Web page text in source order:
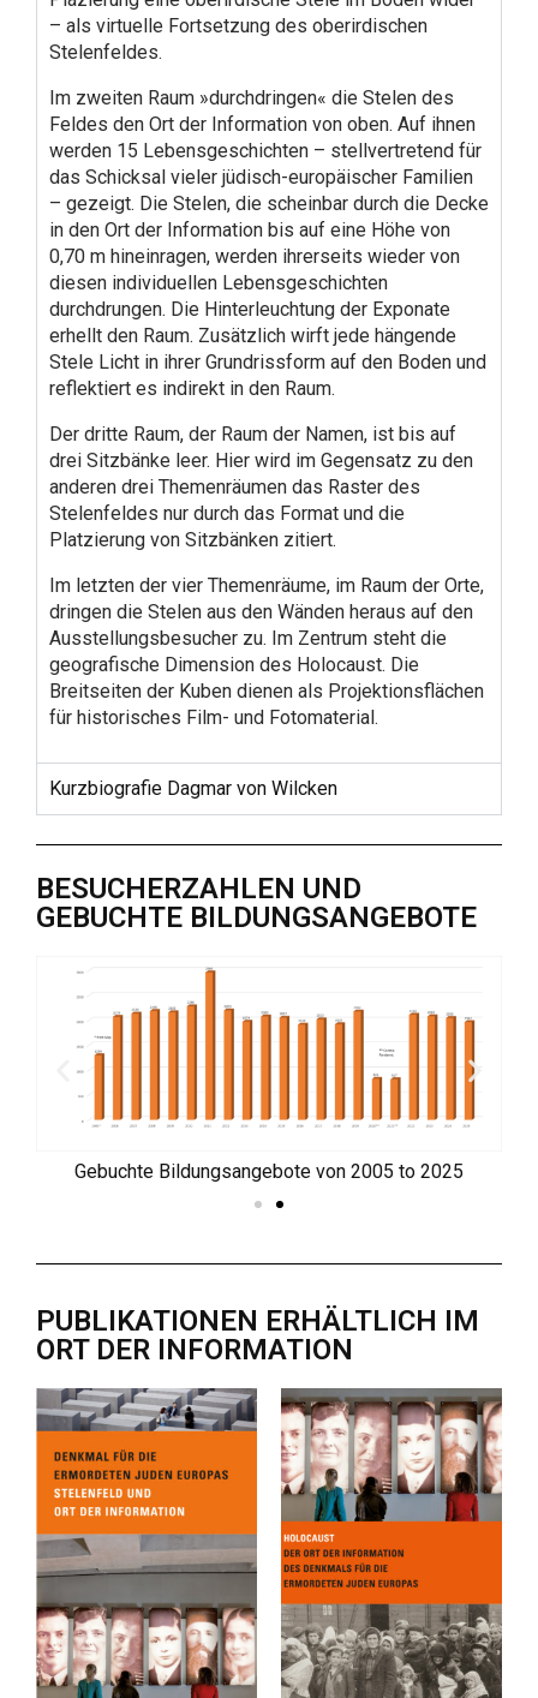
– als virtuelle Fortsetzung des oberirdischen
Stelenfeldes.
Im zweiten Raum »durchdringen« die Stelen des
Feldes den Ort der Information von oben. Auf ihnen
werden 15 Lebensgeschichten – stellvertretend für
das Schicksal vieler jüdisch-europäischer Familien
– gezeigt. Die Stelen, die scheinbar durch die Decke
in den Ort der Information bis auf eine Höhe von
0,70 m hineinragen, werden ihrerseits wieder von
diesen individuellen Lebensgeschichten
durchdrungen. Die Hinterleuchtung der Exponate
erhellt den Raum. Zusätzlich wirft jede hängende
Stele Licht in ihrer Grundrissform auf den Boden und
reflektiert es indirekt in den Raum.
Der dritte Raum, der Raum der Namen, ist bis auf
drei Sitzbänke leer. Hier wird im Gegensatz zu den
anderen drei Themenräumen das Raster des
Stelenfeldes nur durch das Format und die
Platzierung von Sitzbänken zitiert.
Im letzten der vier Themenräume, im Raum der Orte,
dringen die Stelen aus den Wänden heraus auf den
Ausstellungsbesucher zu. Im Zentrum steht die
geografische Dimension des Holocaust. Die
Breitseiten der Kuben dienen als Projektionsflächen
für historisches Film- und Fotomaterial.
Kurzbiografie Dagmar von Wilcken
BESUCHERZAHLEN UND
GEBUCHTE BILDUNGSANGEBOTE
Gebuchte Bildungsangebote von 2005 to 2025
PUBLIKATIONEN ERHÄLTLICH IM
ORT DER INFORMATION